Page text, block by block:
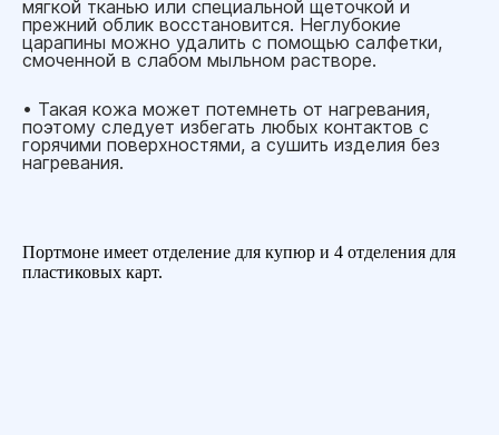
мягкой тканью или специальной щеточкой и
прежний облик восстановится. Неглубокие
царапины можно удалить с помощью салфетки,
смоченной в слабом мыльном растворе.
• Такая кожа может потемнеть от нагревания,
поэтому следует избегать любых контактов с
горячими поверхностями, а сушить изделия без
нагревания.
Портмоне имеет отделение для купюр и 4 отделения для
пластиковых карт.